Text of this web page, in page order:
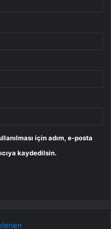
için adım, e-posta
kaydedilsin.